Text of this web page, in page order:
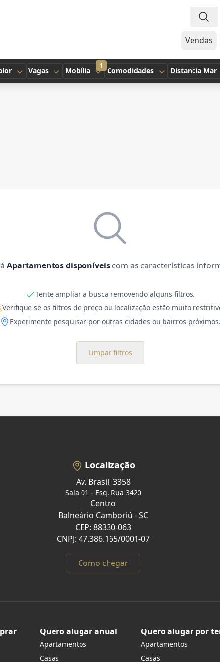
Vendas
Vagas
1
Mobília Comodidades Distancia Mar
Apartamentos disponíveis com as características
Tente ampliar a busca removendo alguns filtros.
Verifique se os filtros de preço ou localização estão muito
Experimente pesquisar por outras cidades ou bairros próximos.
Limpar filtros
Localização
Av. Brasil, 3358
Sala 01 - Esq. Rua 3420
Centro
Balneário Camboriú - SC
CEP: 88330-063
CNPJ: 47.386.165/0001-07
Como chegar
Quero alugar anual
Apartamentos
Casas
Quero alugar por
Apartamentos
Casas